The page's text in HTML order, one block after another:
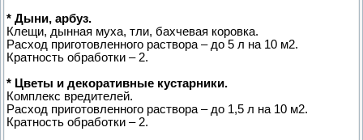
* Дыни, арбуз.
Клещи, дынная муха, тли, бахчевая коровка.
Расход приготовленного раствора – до 5 л на 10 м2.
Кратность обработки – 2.
* Цветы и декоративные кустарники.
Комплекс вредителей.
Расход приготовленного раствора – до 1,5 л на 10 м2.
Кратность обработки – 2.